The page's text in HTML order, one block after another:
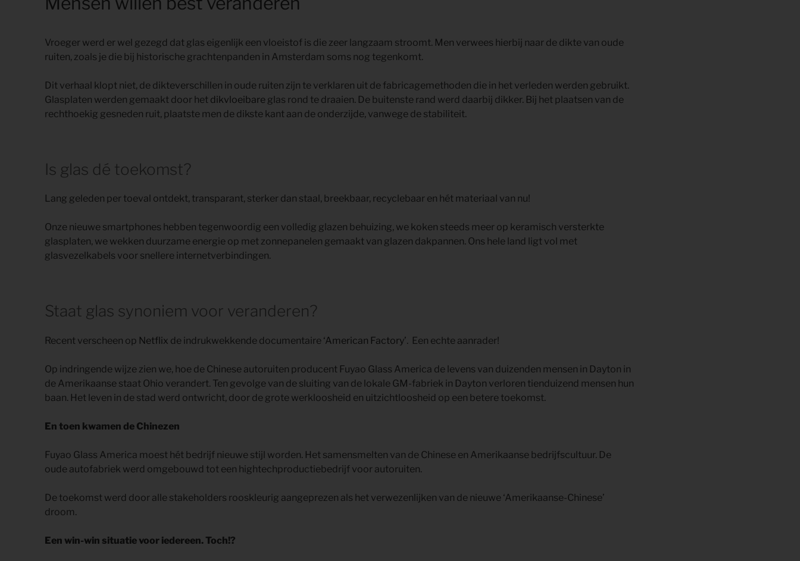
Vroeger werd er wel gezegd dat glas eigenlijk een vloeistof is die zeer langzaam stroomt. Men verwees hierbij naar de dikte van oude
ruiten, zoals je die bij historische grachtenpanden in Amsterdam soms nog tegenkomt.
Dit verhaal klopt niet, de dikteverschillen in oude ruiten zijn te verklaren uit de fabricagemethoden die in het verleden werden gebruikt.
Glasplaten werden gemaakt door het dikvloeibare glas rond te draaien. De buitenste rand werd daarbij dikker. Bij het plaatsen van de
rechthoekig gesneden ruit, plaatste men de dikste kant aan de onderzijde, vanwege de stabiliteit.
Is glas dé toekomst?
Lang geleden per toeval ontdekt, transparant, sterker dan staal, breekbaar, recyclebaar en hét materiaal van nu!
Onze nieuwe smartphones hebben tegenwoordig een volledig glazen behuizing, we koken steeds meer op keramisch versterkte
glasplaten, we wekken duurzame energie op met zonnepanelen gemaakt van glazen dakpannen. Ons hele land ligt vol met
glasvezelkabels voor snellere internetverbindingen.
Staat glas synoniem voor veranderen?
Recent verscheen op Netflix de indrukwekkende documentaire ‘American Factory’. Een echte aanrader!
Op indringende wijze zien we, hoe de Chinese autoruiten producent Fuyao Glass America de levens van duizenden mensen in Dayton in
de Amerikaanse staat Ohio verandert. Ten gevolge van de sluiting van de lokale GM-fabriek in Dayton verloren tienduizend mensen hun
baan. Het leven in de stad werd ontwricht, door de grote werkloosheid en uitzichtloosheid op een betere toekomst.
En toen kwamen de Chinezen
Fuyao Glass America moest hét bedrijf nieuwe stijl worden. Het samensmelten van de Chinese en Amerikaanse bedrijfscultuur. De
oude autofabriek werd omgebouwd tot een hightechproductiebedrijf voor autoruiten.
De toekomst werd door alle stakeholders rooskleurig aangeprezen als het verwezenlijken van de nieuwe ‘Amerikaanse-Chinese’
droom.
Een win-win situatie voor iedereen. Toch!?